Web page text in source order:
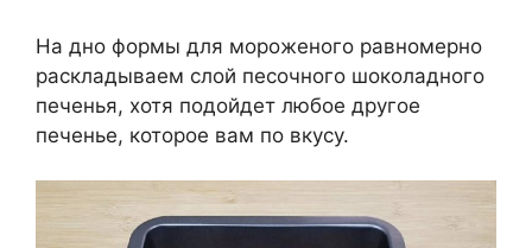
На дно формы для мороженого равномерно
раскладываем слой песочного шоколадного
печенья, хотя подойдет любое другое
печенье, которое вам по вкусу.